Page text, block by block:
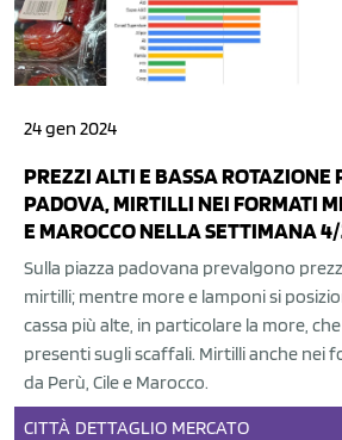
24 gen 2024
PREZZI ALTI E BASSA ROTAZIONE
PADOVA, MIRTILLI NEI FORMATI
E MAROCCO NELLA SETTIMANA
Sulla piazza padovana prevalgono
mirtilli; mentre more e lamponi si
cassa più alte, in particolare la more,
presenti sugli scaffali. Mirtilli anche nei
da Perù, Cile e Marocco.
CITTÀ DETTAGLIO MERCATO